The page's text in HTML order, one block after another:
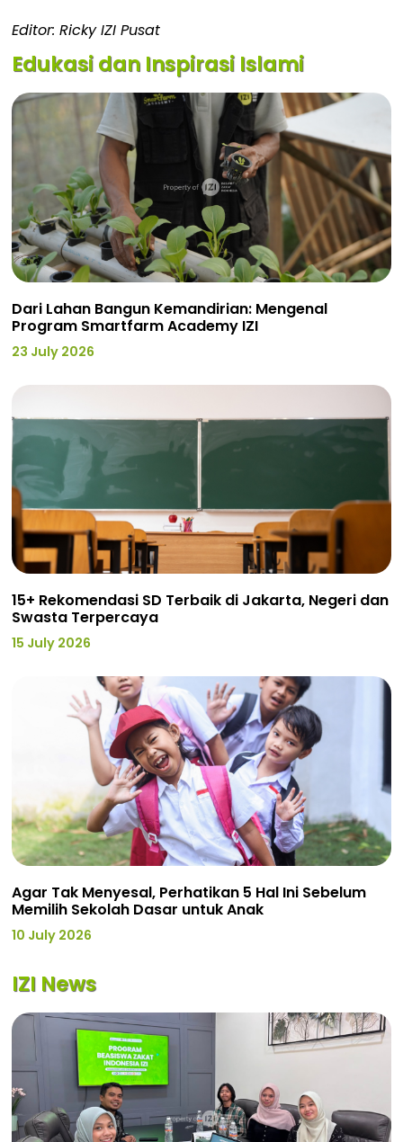
Editor: Ricky IZI Pusat
Edukasi dan Inspirasi Islami
Dari Lahan Bangun Kemandirian: Mengenal
Program Smartfarm Academy IZI
23 July 2026
15+ Rekomendasi SD Terbaik di Jakarta, Negeri dan
Swasta Terpercaya
15 July 2026
Agar Tak Menyesal, Perhatikan 5 Hal Ini Sebelum
Memilih Sekolah Dasar untuk Anak
10 July 2026
IZI News